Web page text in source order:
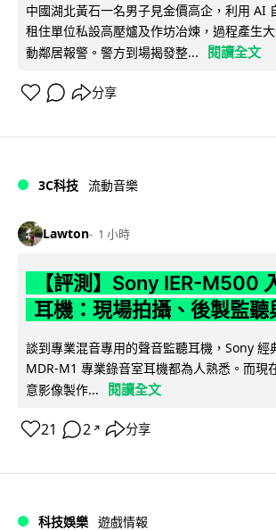
中國湖北黃石一名男子見金價高企，利用 AI
租住單位私設高壓爐及作坊冶煉，過程產生
動鄰居報警。警方到場揭發整...
閱讀全文
分享
3C科技 流動音樂
Lawton 1 小時
【評測】Sony IER-M500
耳機：現場拍攝、後製監聽
談到專業混音專用的聲音監聽耳機，Sony 經
MDR-M1 專業錄音室耳機都為人熟悉。而現
意影像製作...
閱讀全文
21 2 ↗ 分享
科技娛樂 遊戲情報